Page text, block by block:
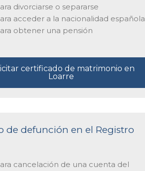
divorciarse o separarse
acceder a la nacionalidad española
obtener una pensión
certificado de matrimonio en
Loarre
de defunción en el Registro
cancelación de una cuenta del